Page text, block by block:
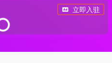
立即入驻